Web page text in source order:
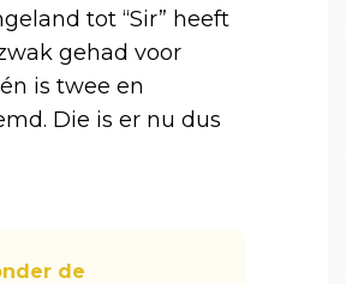
tot “Sir” heeft
gehad voor
is twee en
Die is er nu dus
de